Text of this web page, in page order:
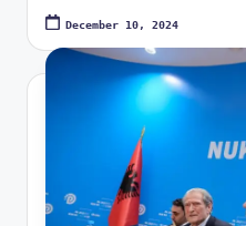
December 10, 2024